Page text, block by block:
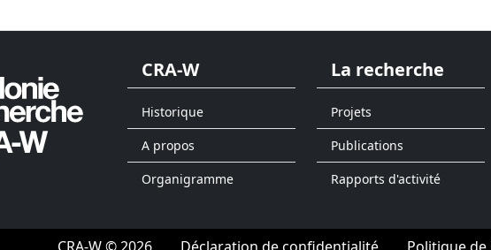
CRA-W
Historique
A propos
Organigramme
La recherche
Projets
Publications
Rapports d'activité